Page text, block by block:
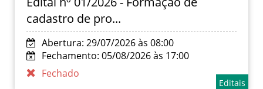
cadastro de pro...
Abertura: 29/07/2026 às 08:00
Fechamento: 05/08/2026 às 17:00
Fechado
Editais